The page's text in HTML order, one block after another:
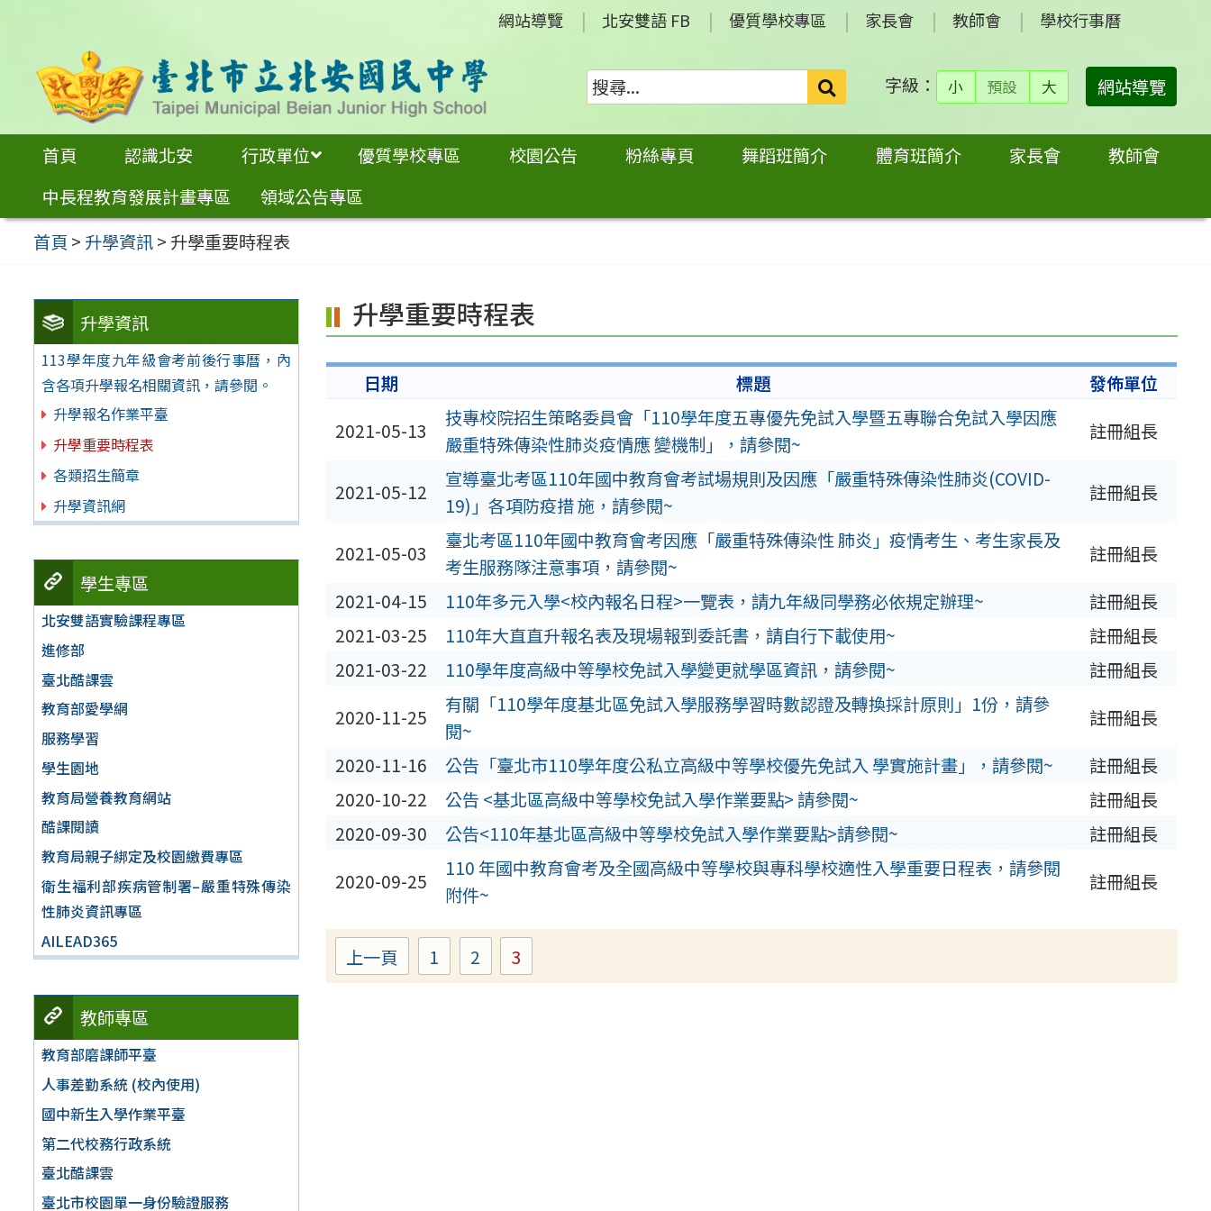
內
網站導覽 北安雙語 FB 優質學校專區 家長會 教師會 學校行事曆
搜
尋：
字級： 小 預設 大 網站導覽
首頁 認識北安 行政單位 優質學校專區 校園公告 粉絲專頁 舞蹈班簡介 體育班簡介 家長會
教師會
中長程教育發展計畫專區
領域公告專區
首頁 > 升學資訊> 升學重要時程表
升學資訊
113學年度九年級會考前後行事曆，內
含各項升學報名相關資訊，請參閱。
升學報名作業平臺
升學重要時程表
各類招生簡章
升學資訊網
學生專區
北安雙語實驗課程專區
進修部
臺北酷課雲
教育部愛學網
服務學習
學生園地
教育局營養教育網站
酷課閱讀
教育局親子綁定及校園繳費專區
衛生福利部疾病管制署–嚴重特殊傳染
性肺炎資訊專區
AILEAD365
教師專區
教育部磨課師平臺
人事差勤系統 (校內使用)
國中新生入學作業平臺
第二代校務行政系統
臺北酷課雲
臺北市校園單一身份驗證服務
升學重要時程表
日期 標題
發佈單位
2021-05-13
技專校院招生策略委員會「110學年度五專優先免試入學暨五專聯合免試入學因應
嚴重特殊傳染性肺炎疫情應 變機制」，請參閱~
註冊組長
2021-05-12
宣導臺北考區110年國中教育會考試場規則及因應「嚴重特殊傳染性肺炎(COVID-
19)」各項防疫措 施，請參閱~
註冊組長
2021-05-03
臺北考區110年國中教育會考因應「嚴重特殊傳染性 肺炎」疫情考生、考生家長及
考生服務隊注意事項，請參閱~
註冊組長
2021-04-15
110年多元入學<校內報名日程>一覽表，請九年級同學務必依規定辦理~
註冊組長
2021-03-25
110年大直直升報名表及現場報到委託書，請自行下載使用~
註冊組長
2021-03-22
110學年度高級中等學校免試入學變更就學區資訊，請參閱~
註冊組長
2020-11-25
有關「110學年度基北區免試入學服務學習時數認證及轉換採計原則」1份，請參
閱~
註冊組長
2020-11-16
公告「臺北市110學年度公私立高級中等學校優先免試入 學實施計畫」，請參閱~
註冊組長
2020-10-22
公告 <基北區高級中等學校免試入學作業要點> 請參閱~
註冊組長
2020-09-30
公告<110年基北區高級中等學校免試入學作業要點>請參閱~
註冊組長
2020-09-25
110 年國中教育會考及全國高級中等學校與專科學校適性入學重要日程表，請參閱
附件~
註冊組長
上一頁 Page
1 Page
2 3